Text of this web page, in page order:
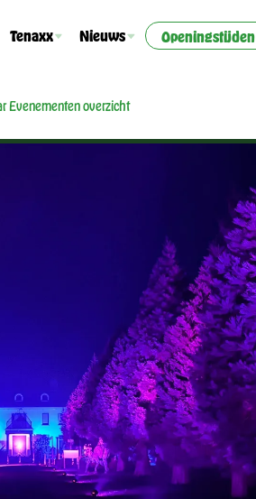
Tenaxx Nieuws Openingstijden
Evenementen overzicht